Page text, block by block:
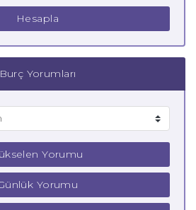
Hesapla
Burç Yorumları
Yorumu
Yorumu